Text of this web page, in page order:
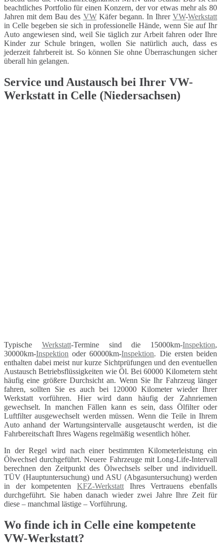
beachtliches Portfolio für einen Konzern, der vor etwas mehr als 80
Jahren mit dem Bau des VWKäfer begann. In Ihrer VW-Werkstatt
in Celle begeben sie sich in professionelle Hände, wenn Sie auf Ihr
Auto angewiesen sind, weil Sie täglich zur Arbeit fahren oder Ihre
Kinder zur Schule bringen, wollen Sie natürlich auch, dass es
jederzeit fahrbereit ist. So können Sie ohne Überraschungen sicher
überall hin gelangen.
Service und Austausch bei Ihrer VW-
Werkstatt in Celle (Niedersachsen)
Typische Werkstatt-Termine sind die 15000km-Inspektion,
30000km-Inspektion oder 60000km-Inspektion. Die ersten beiden
enthalten dabei meist nur kurze Sichtprüfungen und den eventuellen
Austausch Betriebsflüssigkeiten wie Öl. Bei 60000 Kilometern steht
häufig eine größere Durchsicht an. Wenn Sie Ihr Fahrzeug länger
fahren, sollten Sie es auch bei 120000 Kilometer wieder Ihrer
Werkstatt vorführen. Hier wird dann häufig der Zahnriemen
gewechselt. In manchen Fällen kann es sein, dass Ölfilter oder
Luftfilter ausgewechselt werden müssen. Wenn die Teile in Ihrem
Auto anhand der Wartungsintervalle ausgetauscht werden, ist die
Fahrbereitschaft Ihres Wagens regelmäßig wesentlich höher.
In der Regel wird nach einer bestimmten Kilometerleistung ein
Ölwechsel durchgeführt. Neuere Fahrzeuge mit Long-Life-Intervall
berechnen den Zeitpunkt des Ölwechsels selber und individuell.
TÜV (Hauptuntersuchung) und ASU (Abgasuntersuchung) werden
in der kompetenten KFZ-Werkstatt Ihres Vertrauens ebenfalls
durchgeführt. Sie haben danach wieder zwei Jahre Ihre Zeit für
diese – manchmal lästige – Vorführung.
Wo finde ich in Celle eine kompetente
VW-Werkstatt?